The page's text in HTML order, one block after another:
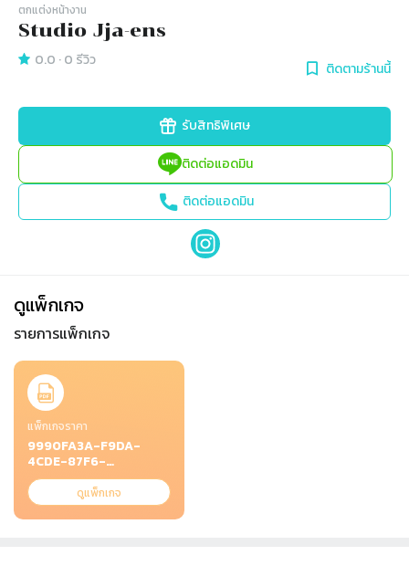
ตกแต่งหน้างาน
Studio Jja-ens
0.0 ·0 รีวิว ติดตามร้านนี้
รับสิทธิพิเศษ
ติดต่อแอดมิน
ติดต่อแอดมิน
ดูแพ็กเกจ
รายการแพ็กเกจ
Slide 1 of 1
แพ็กเกจราคา
9990FA3A-F9DA-
4CDE-87F6-
C21EC9EDCA47.jpeg
ดูแพ็กเกจ